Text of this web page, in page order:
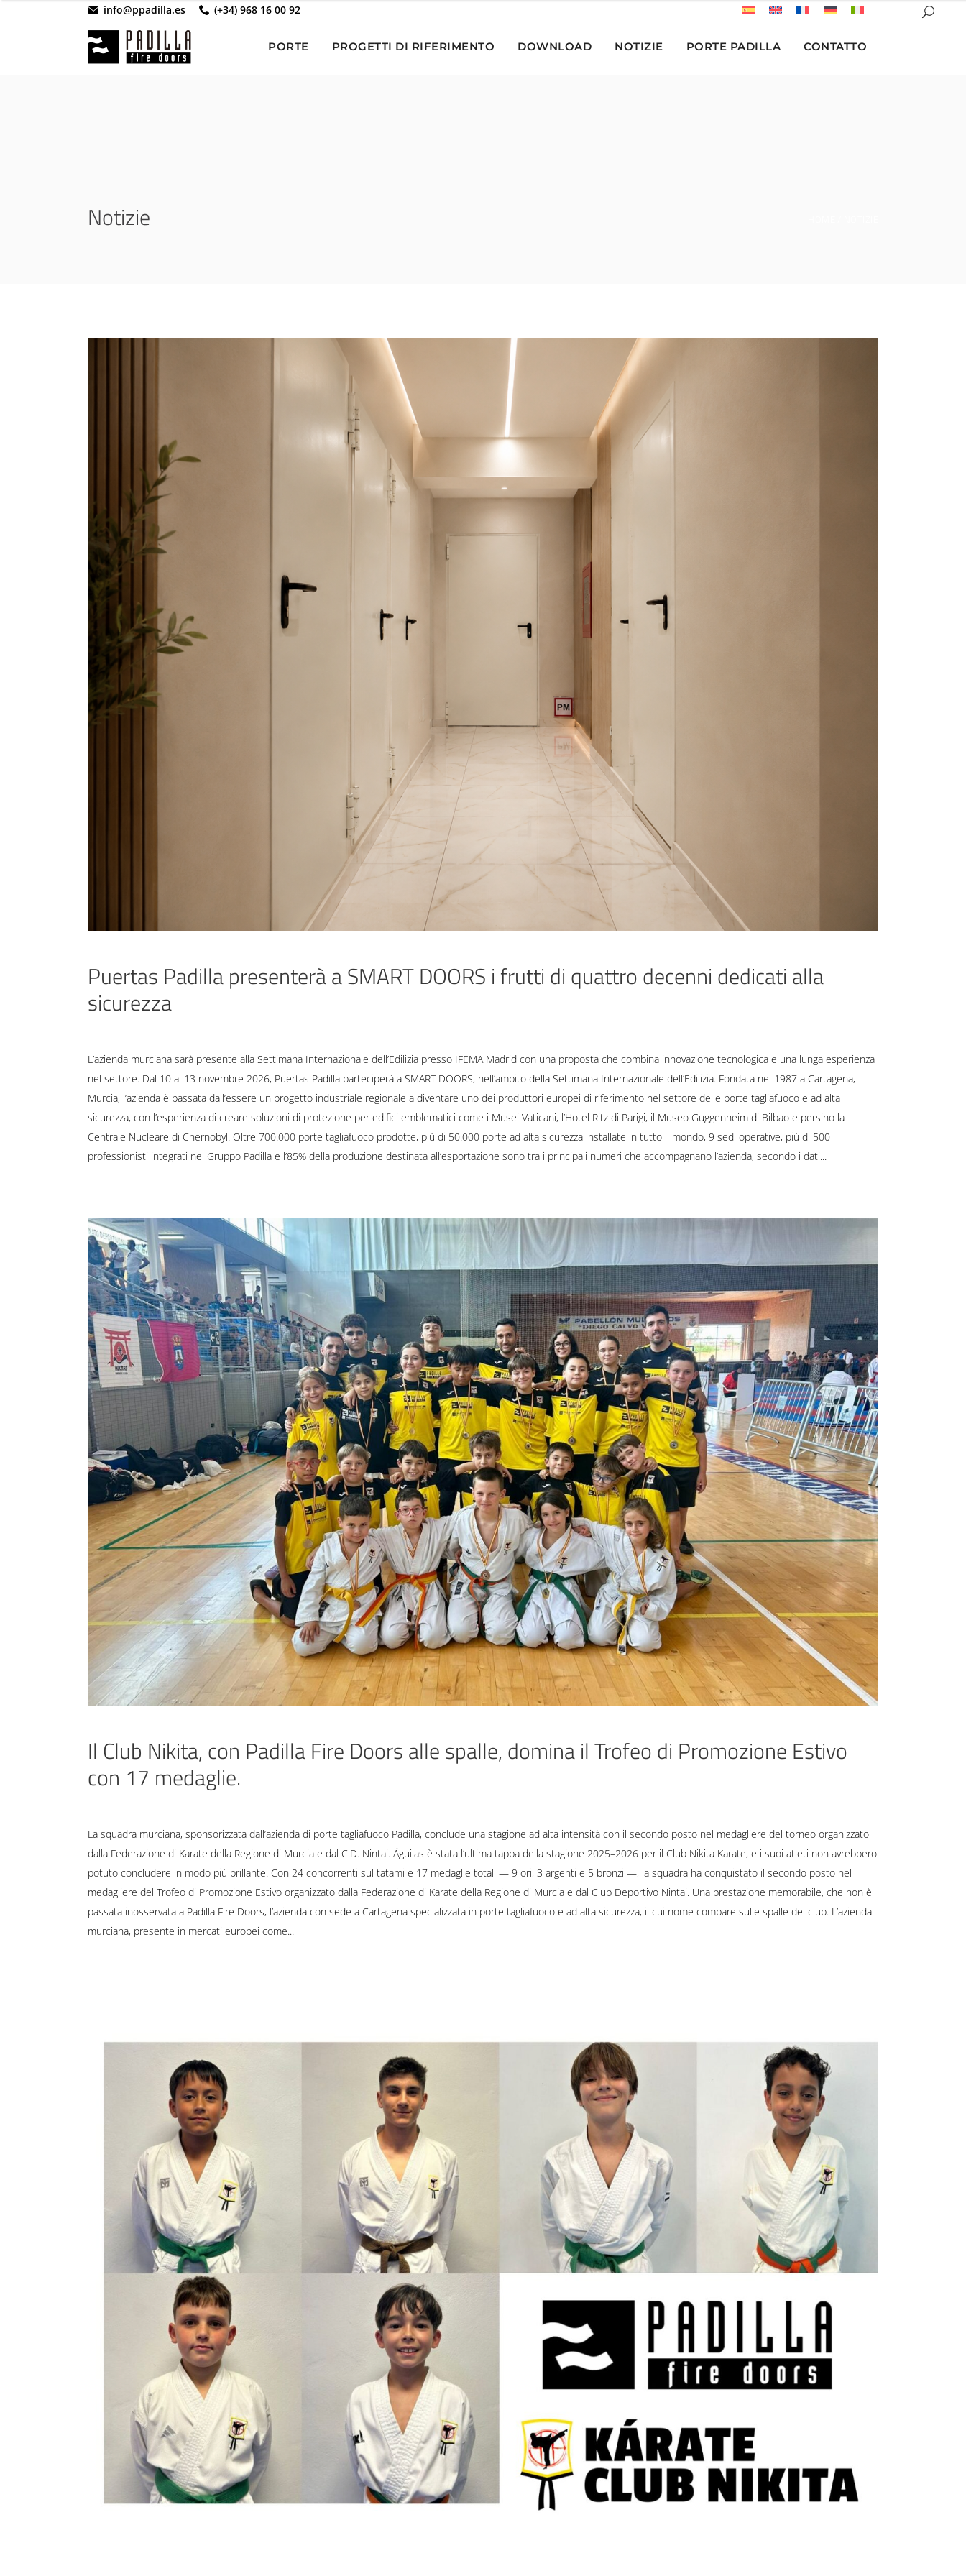
info@ppadilla.es (+34) 968 16 00 92
PORTE PROGETTI DI RIFERIMENTO DOWNLOAD NOTIZIE PORTE PADILLA CONTATTO
Notizie
Puertas Padilla presenterà a SMART DOORS i frutti di quattro decenni dedicati alla
sicurezza
L’azienda murciana sarà presente alla Settimana Internazionale dell’Edilizia presso IFEMA Madrid con una proposta che combina innovazione tecnologica e una lunga esperienza
nel settore. Dal 10 al 13 novembre 2026, Puertas Padilla parteciperà a SMART DOORS, nell’ambito della Settimana Internazionale dell’Edilizia. Fondata nel 1987 a Cartagena,
Murcia, l’azienda è passata dall’essere un progetto industriale regionale a diventare uno dei produttori europei di riferimento nel settore delle porte tagliafuoco e ad alta
sicurezza, con l’esperienza di creare soluzioni di protezione per edifici emblematici come i Musei Vaticani, l’Hotel Ritz di Parigi, il Museo Guggenheim di Bilbao e persino la
Centrale Nucleare di Chernobyl. Oltre 700.000 porte tagliafuoco prodotte, più di 50.000 porte ad alta sicurezza installate in tutto il mondo, 9 sedi operative, più di 500
professionisti integrati nel Gruppo Padilla e l’85% della produzione destinata all’esportazione sono tra i principali numeri che accompagnano l’azienda, secondo i dati
Il Club Nikita, con Padilla Fire Doors alle spalle, domina il Trofeo di Promozione Estivo
con 17 medaglie.
La squadra murciana, sponsorizzata dall’azienda di porte tagliafuoco Padilla, conclude una stagione ad alta intensità con il secondo posto nel medagliere del torneo organizzato
dalla Federazione di Karate della Regione di Murcia e dal C.D. Nintai. Águilas è stata l’ultima tappa della stagione 2025–2026 per il Club Nikita Karate, e i suoi atleti non avrebbero
potuto concludere in modo più brillante. Con 24 concorrenti sul tatami e 17 medaglie totali — 9 ori, 3 argenti e 5 bronzi —, la squadra ha conquistato il secondo posto nel
medagliere del Trofeo di Promozione Estivo organizzato dalla Federazione di Karate della Regione di Murcia e dal Club Deportivo Nintai. Una prestazione memorabile, che non è
passata inosservata a Padilla Fire Doors, l’azienda con sede a Cartagena specializzata in porte tagliafuoco e ad alta sicurezza, il cui nome compare sulle spalle del club. L’azienda
murciana, presente in mercati europei come